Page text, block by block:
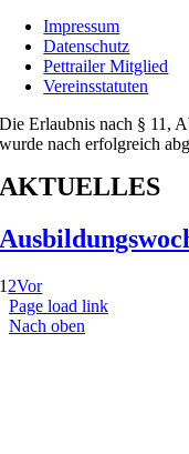
Impressum
Datenschutz
Pettrailer Mitglied
Vereinsstatuten
Die Erlaubnis nach § 11,
wurde nach erfolgreich
AKTUELLES
1 2Vor
Page load link
Nach oben